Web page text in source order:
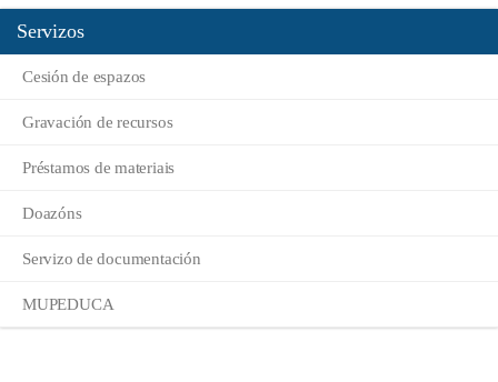
Servizos
Cesión de espazos
Gravación de recursos
Préstamos de materiais
Doazóns
Servizo de documentación
MUPEDUCA